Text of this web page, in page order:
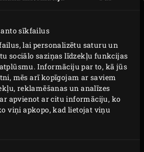
sīkfailus
lai personalizētu saturu un
sociālo saziņas līdzekļu funkcijas
Informāciju par to, kā jūs
mēs arī kopīgojam ar saviem
reklamēšanas un analīzes
apvienot ar citu informāciju, ko
viņi apkopo, kad lietojat viņu
saņemšana vai mūsu
EGG utt.
mēs izskaidrojam, kā mēs
datus, kādas ir jūsu tiesības
sniedz atbildes uz šādiem